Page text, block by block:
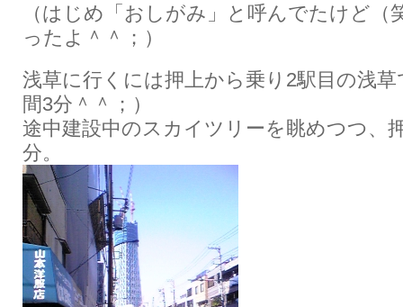
（はじめ「おしがみ」と呼んでたけど（
ったよ＾＾；）
浅草に行くには押上から乗り2駅目の浅
間3分＾＾；）
途中建設中のスカイツリーを眺めつつ、
分。